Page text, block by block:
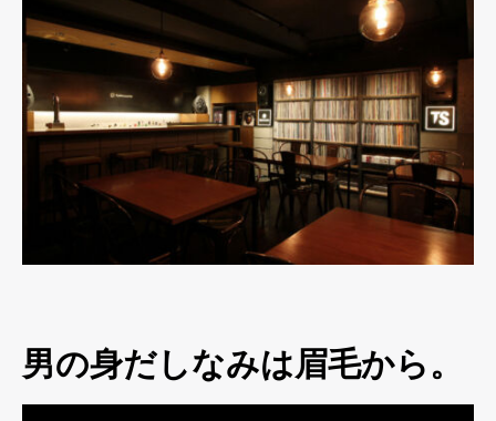
男の身だしなみは眉毛から。